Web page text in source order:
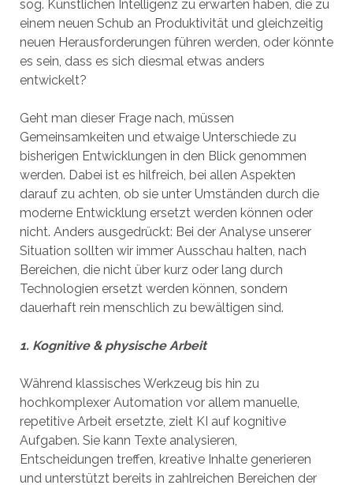
sog. Künstlichen Intelligenz zu erwarten haben, die zu
einem neuen Schub an Produktivität und gleichzeitig
neuen Herausforderungen führen werden, oder könnte
es sein, dass es sich diesmal etwas anders
entwickelt?
Geht man dieser Frage nach, müssen
Gemeinsamkeiten und etwaige Unterschiede zu
bisherigen Entwicklungen in den Blick genommen
werden. Dabei ist es hilfreich, bei allen Aspekten
darauf zu achten, ob sie unter Umständen durch die
moderne Entwicklung ersetzt werden können oder
nicht. Anders ausgedrückt: Bei der Analyse unserer
Situation sollten wir immer Ausschau halten, nach
Bereichen, die nicht über kurz oder lang durch
Technologien ersetzt werden können, sondern
dauerhaft rein menschlich zu bewältigen sind.
1. Kognitive & physische Arbeit
Während klassisches Werkzeug bis hin zu
hochkomplexer Automation vor allem manuelle,
repetitive Arbeit ersetzte, zielt KI auf kognitive
Aufgaben. Sie kann Texte analysieren,
Entscheidungen treffen, kreative Inhalte generieren
und unterstützt bereits in zahlreichen Bereichen der